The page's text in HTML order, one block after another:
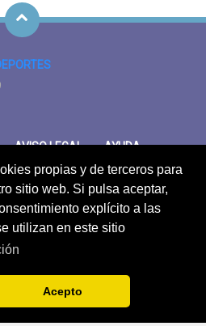
propias y de terceros para
sitio web. Si pulsa aceptar,
explícito a las
utilizan en este sitio
Acepto
AVISO LEGAL
AYUDA
SUGERENCIAS